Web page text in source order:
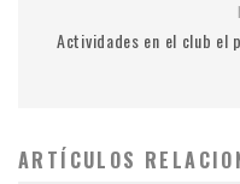
Actividades en el club el
ARTÍCULOS